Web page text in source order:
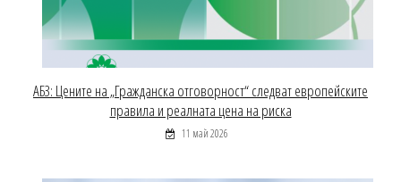
АБЗ: Цените на „Гражданска отговорност“ следват европейските
правила и реалната цена на риска
11 май 2026